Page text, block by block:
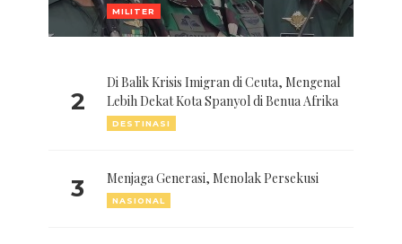
MILITER
2
Di Balik Krisis Imigran di Ceuta, Mengenal
Lebih Dekat Kota Spanyol di Benua Afrika
DESTINASI
3 Menjaga Generasi, Menolak Persekusi
NASIONAL